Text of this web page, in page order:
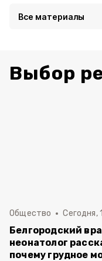
Все материалы
Выбор
Общество Сегодня,
Белгородский
неонатолог
почему грудное